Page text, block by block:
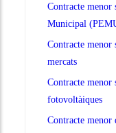
Contracte menor
Municipal
Contracte menor
mercats
Contracte menor
fotovoltàiques
Contracte menor